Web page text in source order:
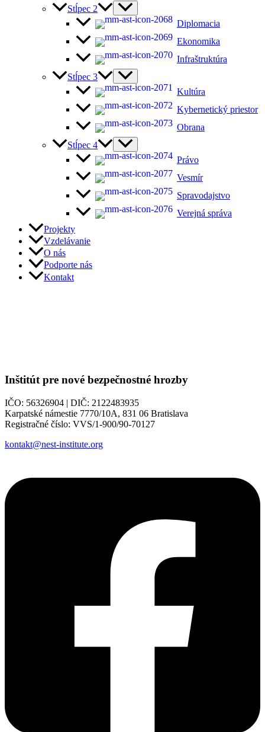
Stĺpec 2
Diplomacia
Ekonomika
Infraštruktúra
Stĺpec 3
Kultúra
Kybernetický priestor
Obrana
Stĺpec 4
Právo
Vesmír
Spravodajstvo
Verejná správa
Projekty
Vzdelávanie
O nás
Podporte nás
Kontakt
Inštitút pre nové bezpečnostné hrozby
IČO: 56326904 | DIČ: 2122483935
Karpatské námestie 7770/10A, 831 06 Bratislava
Registračné číslo: VVS/1-900/90-70127
kontakt@nest-institute.org